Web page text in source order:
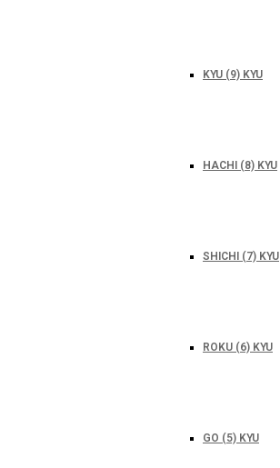
KYU (9) KYU
HACHI (8) KYU
SHICHI (7) KYU
ROKU (6) KYU
GO (5) KYU